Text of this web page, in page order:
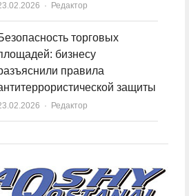
Author
Редактор
торговых
бизнесу
правила
защиты
Author
Редактор